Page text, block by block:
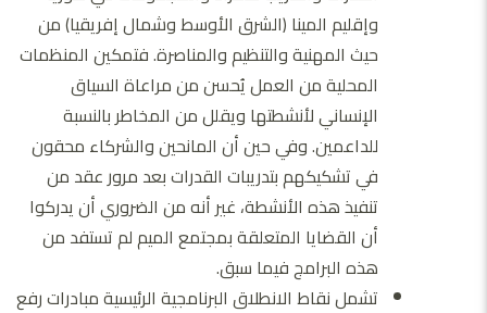
وإقليم المينا (الشرق الأوسط وشمال إفريقيا) من
حيث المهنية والتنظيم والمناصرة. فتمكين المنظمات
المحلية من العمل يُحسن من مراعاة السياق
الإنساني لأنشطتها ويقلل من المخاطر بالنسبة
للداعمين. وفي حين أن المانحين والشركاء محقون
في تشكيكهم بتدريبات القدرات بعد مرور عقد من
تنفيذ هذه الأنشطة، غير أنه من الضروري أن يدركوا
أن القضايا المتعلقة بمجتمع الميم لم تستفد من
هذه البرامج فيما سبق.
تشمل نقاط الانطلاق البرنامجية الرئيسية مبادرات رفع